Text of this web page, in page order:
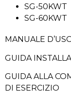
SG-50KWT
SG-60KWT
MANUALE
GUIDA
GUIDA ALLA
DI ESERCIZIO